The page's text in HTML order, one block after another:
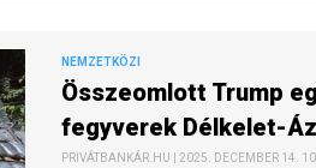
NEMZETKÖZI
Összeomlott Trump
fegyverek Délkelet-
PRIVÁTBANKÁR.HU | 2025. DECEMBER 14.